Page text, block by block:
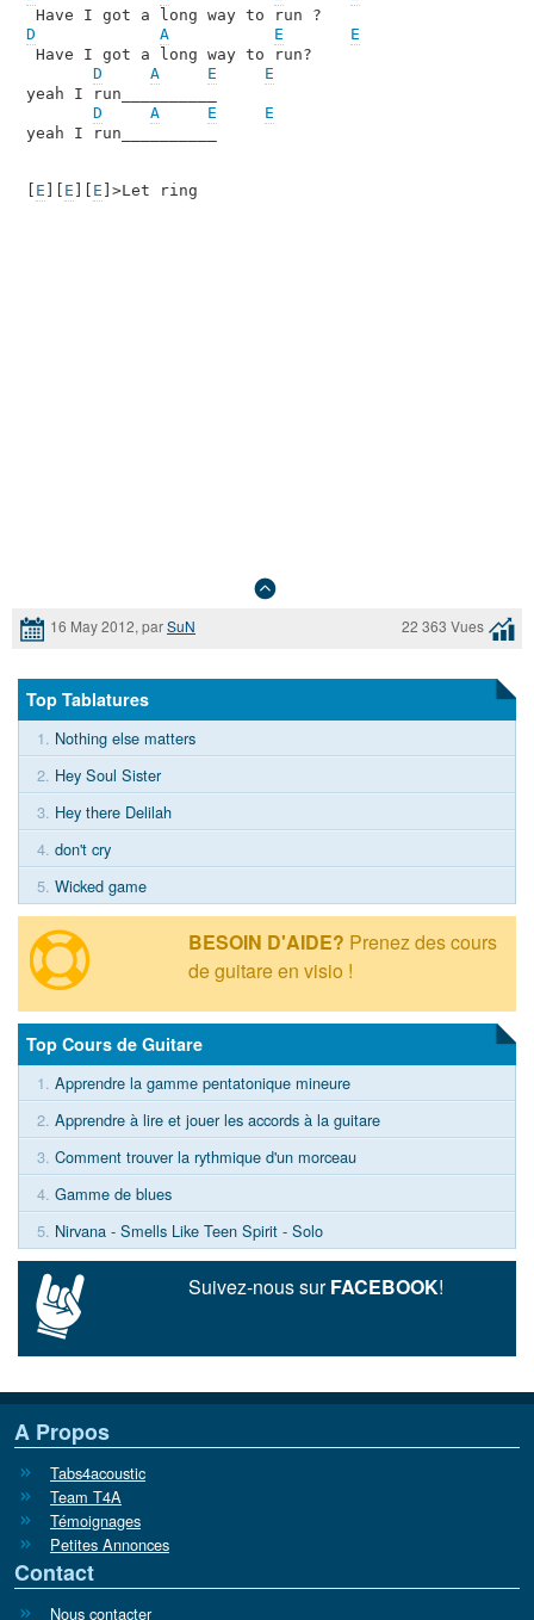
D
A E
E
Have I got a long way to run?
D
A E
E
yeah I run__________
D
A E
E
yeah I run__________
E E E
16 May 2012, parSuN 22 363 Vues
Top Tablatures
1. Nothing else matters
2. Hey Soul Sister
3. Hey there Delilah
4. don't cry
5. Wicked game
BESOIN D'AIDE? Prenez des cours
de guitare en visio !
Top Cours de Guitare
1. Apprendre la gamme pentatonique mineure
2. Apprendre à lire et jouer les accords à la guitare
3. Comment trouver la rythmique d'un morceau
4. Gamme de blues
5. Nirvana - Smells Like Teen Spirit - Solo
Suivez-nous surFACEBOOK!
A Propos
Tabs4acoustic
Team T4A
Témoignages
Petites Annonces
Contact
Nous contacter